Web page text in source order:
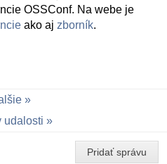
OSSConf. Na webe je
ako aj zborník.
udalosti
Pridať správu